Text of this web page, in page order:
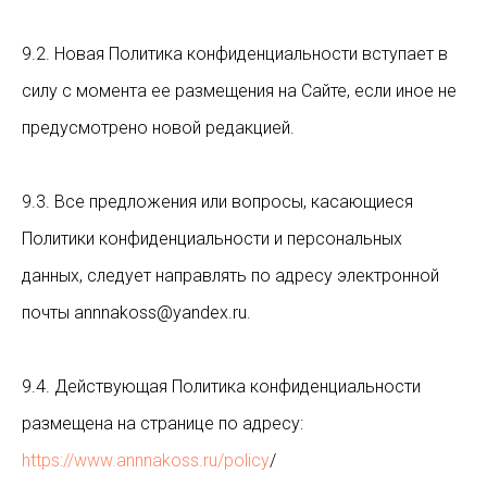
9.2. Новая Политика конфиденциальности вступает в
силу с момента ее размещения на Сайте, если иное не
предусмотрено новой редакцией.
9.3. Все предложения или вопросы, касающиеся
Политики конфиденциальности и персональных
данных, следует направлять по адресу электронной
почты annnakoss@yandex.ru.
9.4. Действующая Политика конфиденциальности
размещена на странице по адресу:
https://www.annnakoss.ru/policy/